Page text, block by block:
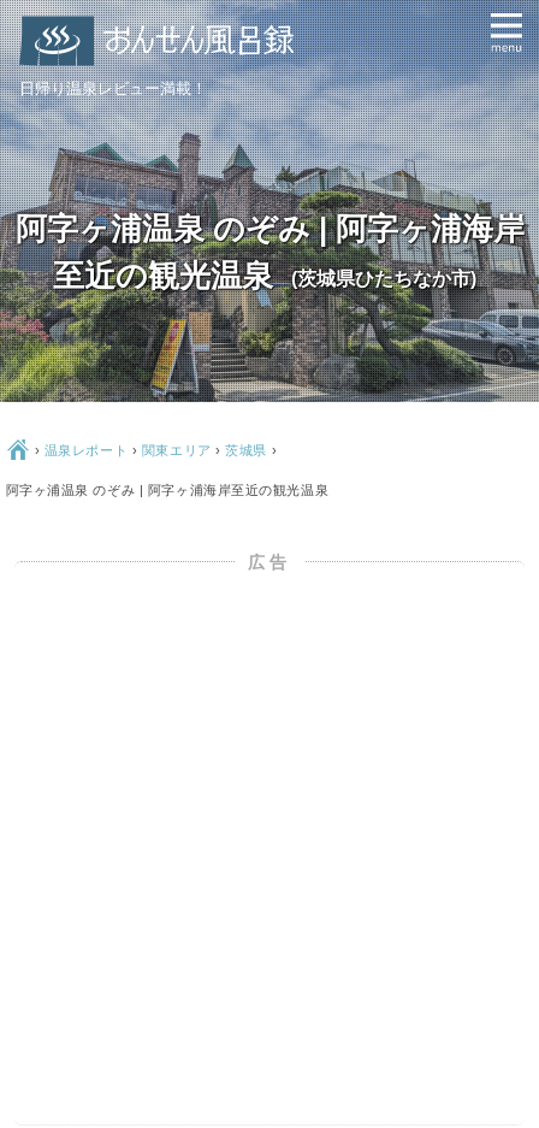
日帰り温泉レビュー満載！
阿字ヶ浦温泉 のぞみ | 阿字ヶ浦海岸
至近の観光温泉
(茨城県ひたちなか市)
Ç › 温泉レポート › 関東エリア ›茨城県 ›
阿字ヶ浦温泉 のぞみ | 阿字ヶ浦海岸至近の観光温泉